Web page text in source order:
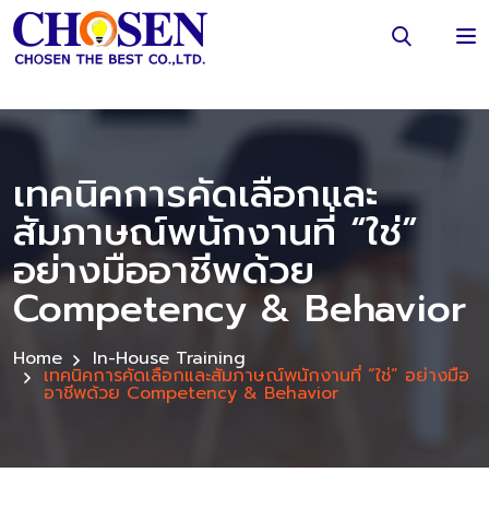
เทคนิคการคัดเลือกและ
สัมภาษณ์พนักงานที่ “ใช่”
อย่างมืออาชีพด้วย
Competency & Behavior
Home In-House Training
เทคนิคการคัดเลือกและสัมภาษณ์พนักงานที่ “ใช่” อย่างมือ
อาชีพด้วย Competency & Behavior